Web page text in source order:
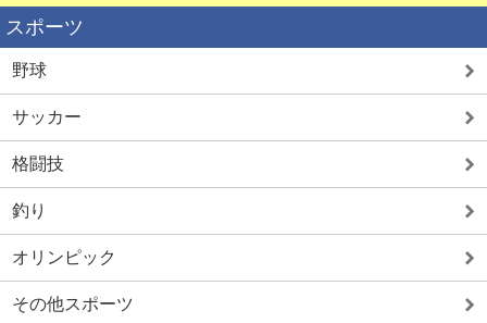
スポーツ
野球
サッカー
格闘技
釣り
オリンピック
その他スポーツ